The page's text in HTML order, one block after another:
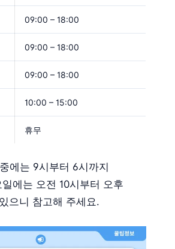
09:00 – 18:00
09:00 – 18:00
09:00 – 18:00
10:00 – 15:00
휴무
에는 9시부터 6시까지
에는 오전 10시부터 오후
으니 참고해 주세요.